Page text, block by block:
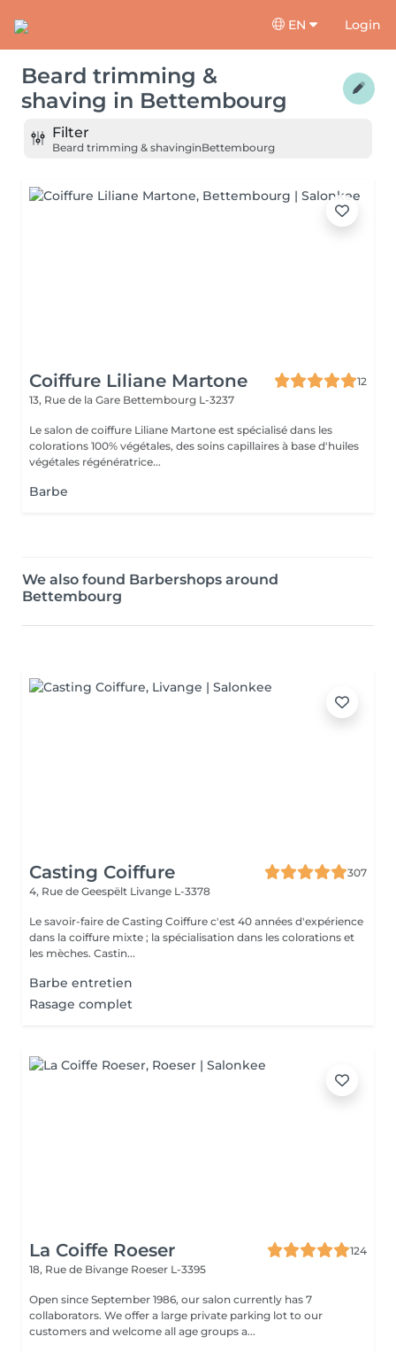
EN Login
Beard trimming &
shaving in Bettembourg
Filter
Beard trimming & shavinginBettembourg
Coiffure Liliane Martone
12
13, Rue de la Gare Bettembourg L-3237
Le salon de coiffure Liliane Martone est spécialisé dans les
colorations 100% végétales, des soins capillaires à base d'huiles
végétales régénératrice...
Barbe
We also found Barbershops around
Bettembourg
Casting Coiffure
307
4, Rue de Geespëlt Livange L-3378
Le savoir-faire de Casting Coiffure c'est 40 années d'expérience
dans la coiffure mixte ; la spécialisation dans les colorations et
les mèches. Castin...
Barbe entretien
Rasage complet
La Coiffe Roeser
124
18, Rue de Bivange Roeser L-3395
Open since September 1986, our salon currently has 7
collaborators. We offer a large private parking lot to our
customers and welcome all age groups a...